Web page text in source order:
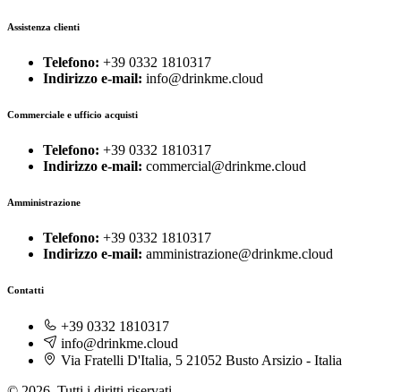
Assistenza clienti
Telefono: +39 0332 1810317
Indirizzo e-mail: info@drinkme.cloud
Commerciale e ufficio acquisti
Telefono: +39 0332 1810317
Indirizzo e-mail: commercial@drinkme.cloud
Amministrazione
Telefono: +39 0332 1810317
Indirizzo e-mail: amministrazione@drinkme.cloud
Contatti
+39 0332 1810317
info@drinkme.cloud
Via Fratelli D'Italia, 5 21052 Busto Arsizio - Italia